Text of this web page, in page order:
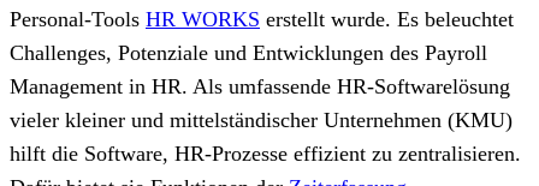
Personal-Tools HR WORKS erstellt wurde. Es beleuchtet
Challenges, Potenziale und Entwicklungen des Payroll
Management in HR. Als umfassende HR-Softwarelösung
vieler kleiner und mittelständischer Unternehmen (KMU)
hilft die Software, HR-Prozesse effizient zu zentralisieren.